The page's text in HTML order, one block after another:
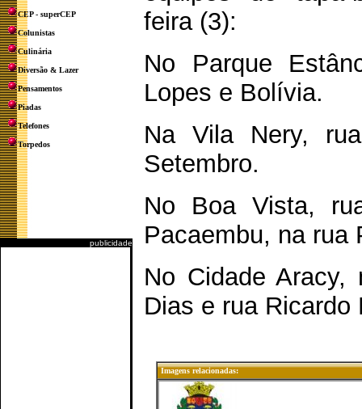
CEP - superCEP
Colunistas
Culinária
Diversão & Lazer
Pensamentos
Piadas
Telefones
Torpedos
publicidade
feira (3):
No Parque
Lopes e Bolívia.
Na Vila Nery,
Setembro.
No Boa Vista,
Pacaembu, na rua
No Cidade
Dias e rua Ricardo
Imagens relacionadas: